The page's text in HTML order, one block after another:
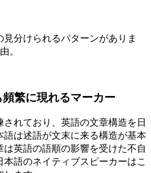
分けられるパターンがありま
。
繁に現れるマーカー
れており、英語の文章構造を日
は述語が文末に来る構造が基本
英語の語順の影響を受けた不自
語のネイティブスピーカーはこ